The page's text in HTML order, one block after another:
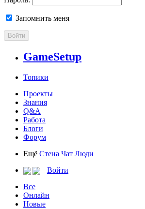
Запомнить меня
Войти
GameSetup
Топики
Проекты
Знания
Q&A
Работа
Блоги
Форум
Ещё Стена Чат Люди
Войти
Все
Онлайн
Новые